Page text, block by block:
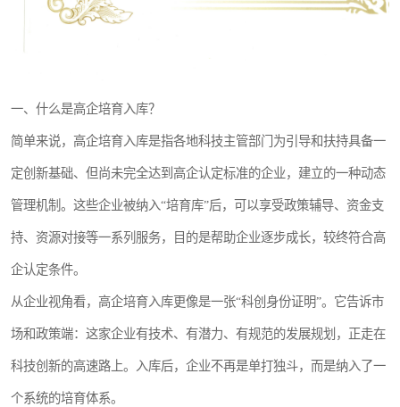
一、什么是高企培育入库？
简单来说，高企培育入库是指各地科技主管部门为引导和扶持具备一
定创新基础、但尚未完全达到高企认定标准的企业，建立的一种动态
管理机制。这些企业被纳入“培育库”后，可以享受政策辅导、资金支
持、资源对接等一系列服务，目的是帮助企业逐步成长，较终符合高
企认定条件。
从企业视角看，高企培育入库更像是一张“科创身份证明”。它告诉市
场和政策端：这家企业有技术、有潜力、有规范的发展规划，正走在
科技创新的高速路上。入库后，企业不再是单打独斗，而是纳入了一
个系统的培育体系。